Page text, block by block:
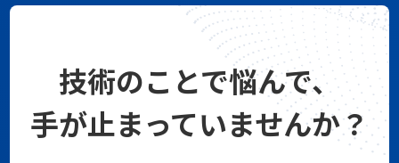
技術のことで悩んで、
手が止まっていませんか？